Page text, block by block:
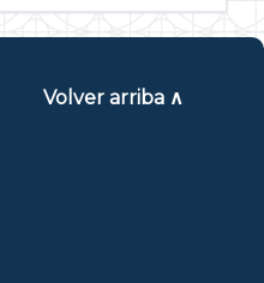
Volver arriba ∧